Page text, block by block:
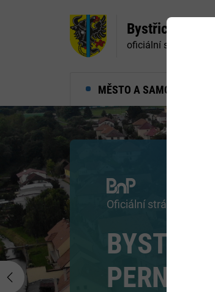
MĚSTO A SAMOSPRÁVA
Bystřice nad
oficiální stránky
Navštivte centrum
RÁJ
A
Previous